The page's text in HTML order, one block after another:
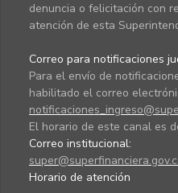
denuncia o felicitación con
atención de esta
Correo para notificaciones
Para el envío de
habilitado el correo
El horario de este canal es
Correo institucional:
Horario de atención